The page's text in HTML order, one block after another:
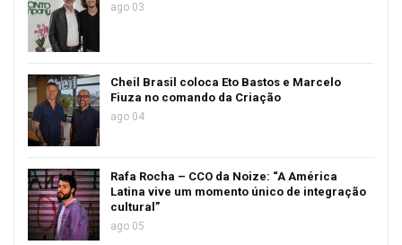
ago 03
Cheil Brasil coloca Eto Bastos e Marcelo
Fiuza no comando da Criação
ago 04
Rafa Rocha – CCO da Noize: “A América
Latina vive um momento único de integração
cultural”
ago 05